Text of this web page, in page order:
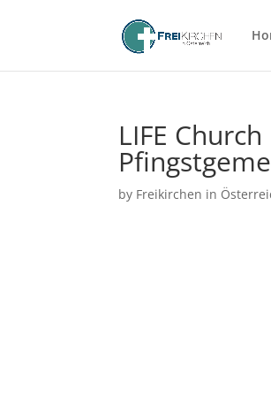
LIFE
by Freikirchen in